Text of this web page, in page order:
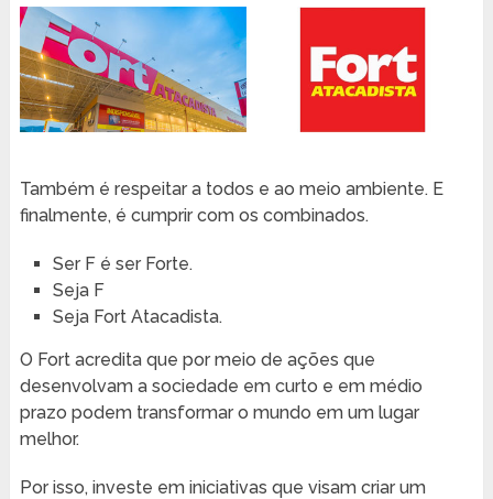
Também é respeitar a todos e ao meio ambiente. E
finalmente, é cumprir com os combinados.
Ser F é ser Forte.
Seja F
Seja Fort Atacadista.
O Fort acredita que por meio de ações que
desenvolvam a sociedade em curto e em médio
prazo podem transformar o mundo em um lugar
melhor.
Por isso, investe em iniciativas que visam criar um